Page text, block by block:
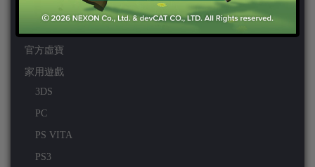
天堂2:革命 新聞
官方虛寶
家用遊戲
3DS
PC
PS VITA
PS3